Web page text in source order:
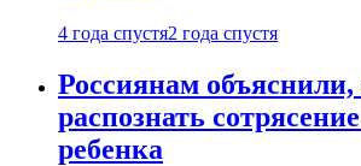
4 года спустя2 года спустя
Россиянам объяснили,
распознать
ребенка